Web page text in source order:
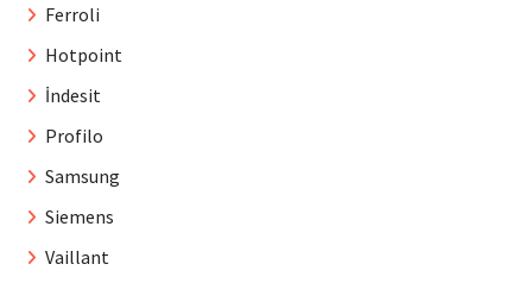
Ferroli
Hotpoint
İndesit
Profilo
Samsung
Siemens
Vaillant